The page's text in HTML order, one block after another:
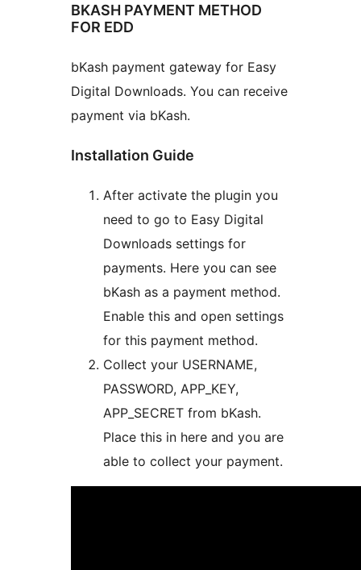
BKASH PAYMENT METHOD
FOR EDD
bKash payment gateway for Easy
Digital Downloads. You can receive
payment via bKash.
Installation Guide
After activate the plugin you
need to go to Easy Digital
Downloads settings for
payments. Here you can see
bKash as a payment method.
Enable this and open settings
for this payment method.
Collect your USERNAME,
PASSWORD, APP_KEY,
APP_SECRET from bKash.
Place this in here and you are
able to collect your payment.